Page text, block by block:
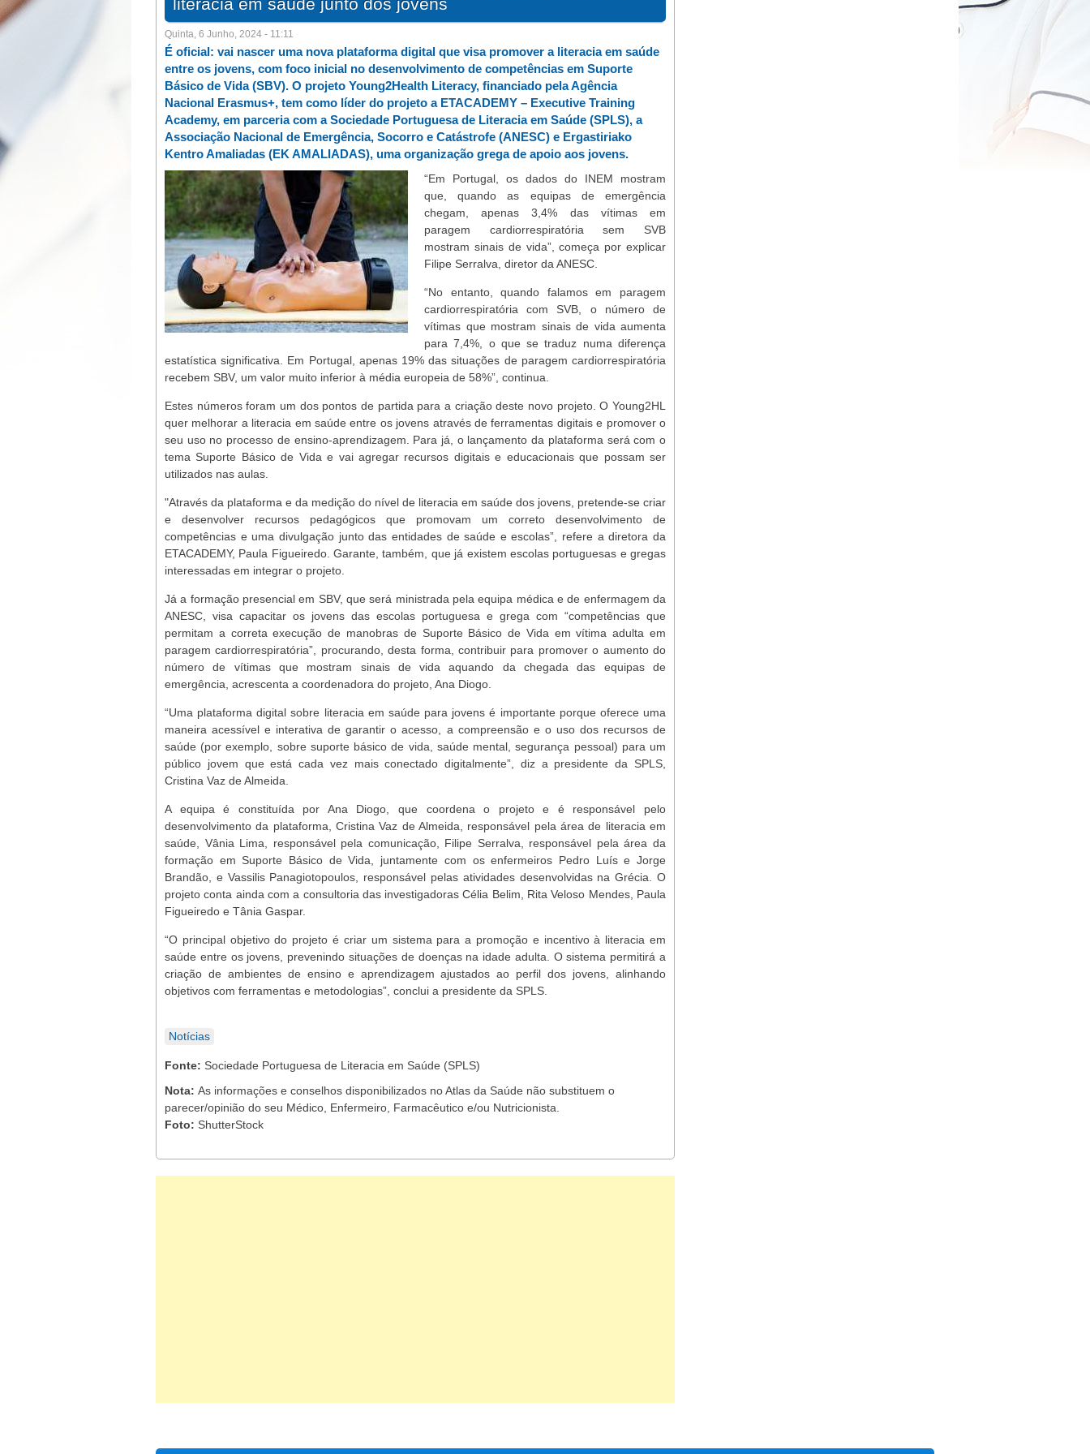
Quinta, 6 Junho, 2024 - 11:11
É oficial: vai nascer uma nova plataforma digital que visa promover a literacia em saúde
entre os jovens, com foco inicial no desenvolvimento de competências em Suporte
Básico de Vida (SBV). O projeto Young2Health Literacy, financiado pela Agência
Nacional Erasmus+, tem como líder do projeto a ETACADEMY – Executive Training
Academy, em parceria com a Sociedade Portuguesa de Literacia em Saúde (SPLS), a
Associação Nacional de Emergência, Socorro e Catástrofe (ANESC) e Ergastiriako
Kentro Amaliadas (EK AMALIADAS), uma organização grega de apoio aos jovens.
“Em Portugal, os dados do INEM mostram
que, quando as equipas de emergência
chegam, apenas 3,4% das vítimas em
paragem cardiorrespiratória sem SVB
mostram sinais de vida”, começa por explicar
Filipe Serralva, diretor da ANESC.
“No entanto, quando falamos em paragem
cardiorrespiratória com SVB, o número de
vítimas que mostram sinais de vida aumenta
para 7,4%, o que se traduz numa diferença
estatística significativa. Em Portugal, apenas 19% das situações de paragem cardiorrespiratória
recebem SBV, um valor muito inferior à média europeia de 58%”, continua.
Estes números foram um dos pontos de partida para a criação deste novo projeto. O Young2HL
quer melhorar a literacia em saúde entre os jovens através de ferramentas digitais e promover o
seu uso no processo de ensino-aprendizagem. Para já, o lançamento da plataforma será com o
tema Suporte Básico de Vida e vai agregar recursos digitais e educacionais que possam ser
utilizados nas aulas.
"Através da plataforma e da medição do nível de literacia em saúde dos jovens, pretende-se criar
e desenvolver recursos pedagógicos que promovam um correto desenvolvimento de
competências e uma divulgação junto das entidades de saúde e escolas”, refere a diretora da
ETACADEMY, Paula Figueiredo. Garante, também, que já existem escolas portuguesas e gregas
interessadas em integrar o projeto.
Já a formação presencial em SBV, que será ministrada pela equipa médica e de enfermagem da
ANESC, visa capacitar os jovens das escolas portuguesa e grega com “competências que
permitam a correta execução de manobras de Suporte Básico de Vida em vítima adulta em
paragem cardiorrespiratória”, procurando, desta forma, contribuir para promover o aumento do
número de vítimas que mostram sinais de vida aquando da chegada das equipas de
emergência, acrescenta a coordenadora do projeto, Ana Diogo.
“Uma plataforma digital sobre literacia em saúde para jovens é importante porque oferece uma
maneira acessível e interativa de garantir o acesso, a compreensão e o uso dos recursos de
saúde (por exemplo, sobre suporte básico de vida, saúde mental, segurança pessoal) para um
público jovem que está cada vez mais conectado digitalmente”, diz a presidente da SPLS,
Cristina Vaz de Almeida.
A equipa é constituída por Ana Diogo, que coordena o projeto e é responsável pelo
desenvolvimento da plataforma, Cristina Vaz de Almeida, responsável pela área de literacia em
saúde, Vânia Lima, responsável pela comunicação, Filipe Serralva, responsável pela área da
formação em Suporte Básico de Vida, juntamente com os enfermeiros Pedro Luís e Jorge
Brandão, e Vassilis Panagiotopoulos, responsável pelas atividades desenvolvidas na Grécia. O
projeto conta ainda com a consultoria das investigadoras Célia Belim, Rita Veloso Mendes, Paula
Figueiredo e Tânia Gaspar.
“O principal objetivo do projeto é criar um sistema para a promoção e incentivo à literacia em
saúde entre os jovens, prevenindo situações de doenças na idade adulta. O sistema permitirá a
criação de ambientes de ensino e aprendizagem ajustados ao perfil dos jovens, alinhando
objetivos com ferramentas e metodologias”, conclui a presidente da SPLS.
Notícias
Fonte: Sociedade Portuguesa de Literacia em Saúde (SPLS)
Nota: As informações e conselhos disponibilizados no Atlas da Saúde não substituem o
parecer/opinião do seu Médico, Enfermeiro, Farmacêutico e/ou Nutricionista.
Foto: ShutterStock